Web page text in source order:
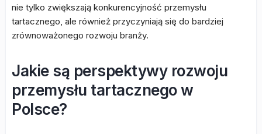
nie tylko zwiększają konkurencyjność przemysłu
tartacznego, ale również przyczyniają się do bardziej
zrównoważonego rozwoju branży.
Jakie są perspektywy rozwoju
przemysłu tartacznego w
Polsce?